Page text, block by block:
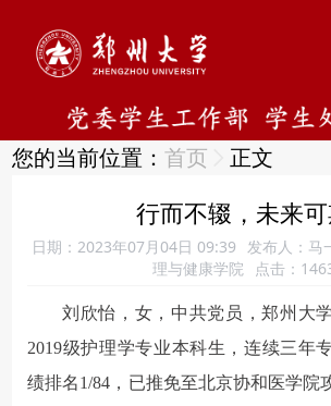
您的当前位置：首页 正文
行而不辍，未来
日期：2023年07月04日 09:39 发布人：马
理与健康学院
点击：
刘欣怡，女，中共党员，郑州大
2019级护理学专业本科生，连续三年
绩排名1/84，已推免至北京协和医学院